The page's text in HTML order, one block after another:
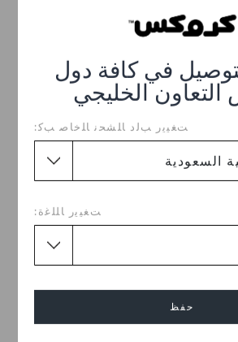
في كافة دول
الخليجي
ﺖﻐﻴﻳﺭ ﺐﻟﺩ ﺎﻠﺸﺤﻧ ﺎﻠﺧﺎﺻ ﺐﻛ:
ﺖﻐﻴﻳﺭ ﺎﻠﻠﻏﺓ:
حفظ
إكسسوار كروكس بشخصية